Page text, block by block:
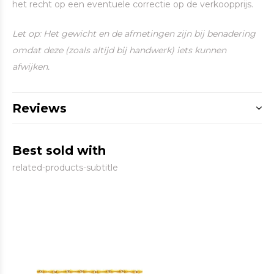
het recht op een eventuele correctie op de verkoopprijs.
Let op: Het gewicht en de afmetingen zijn bij benadering
omdat deze (zoals altijd bij handwerk) iets kunnen
afwijken.
Reviews
Best sold with
related-products-subtitle